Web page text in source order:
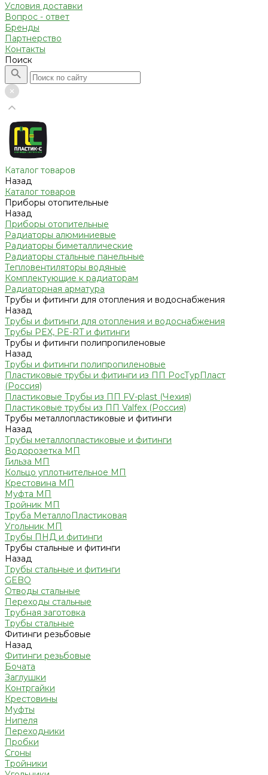
Условия доставки
Вопрос - ответ
Бренды
Партнерство
Контакты
Поиск
Каталог товаров
Назад
Каталог товаров
Приборы отопительные
Назад
Приборы отопительные
Радиаторы алюминиевые
Радиаторы биметаллические
Радиаторы стальные панельные
Тепловентиляторы водяные
Комплектующие к радиаторам
Радиаторная арматура
Трубы и фитинги для отопления и водоснабжения
Назад
Трубы и фитинги для отопления и водоснабжения
Трубы PEX, PE-RT и фитинги
Трубы и фитинги полипропиленовые
Назад
Трубы и фитинги полипропиленовые
Пластиковые трубы и фитинги из ПП РосТурПласт
(Россия)
Пластиковые Трубы из ПП FV-plast (Чехия)
Пластиковые трубы из ПП Valfex (Россия)
Трубы металлопластиковые и фитинги
Назад
Трубы металлопластиковые и фитинги
Водорозетка МП
Гильза МП
Кольцо уплотнительное МП
Крестовина МП
Муфта МП
Тройник МП
Труба МеталлоПластиковая
Угольник МП
Трубы ПНД и фитинги
Трубы стальные и фитинги
Назад
Трубы стальные и фитинги
GEBO
Отводы стальные
Переходы стальные
Трубная заготовка
Трубы стальные
Фитинги резьбовые
Назад
Фитинги резьбовые
Бочата
Заглушки
Контргайки
Крестовины
Муфты
Нипеля
Переходники
Пробки
Сгоны
Тройники